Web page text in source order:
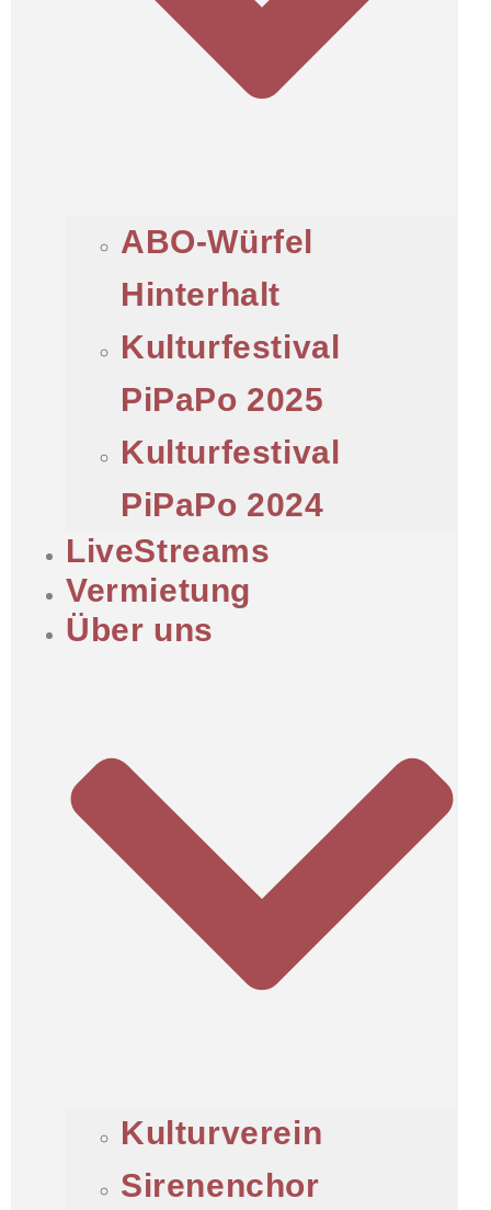
ABO-Würfel
Hinterhalt
Kulturfestival
PiPaPo 2025
Kulturfestival
PiPaPo 2024
LiveStreams
Vermietung
Über uns
Kulturverein
Sirenenchor